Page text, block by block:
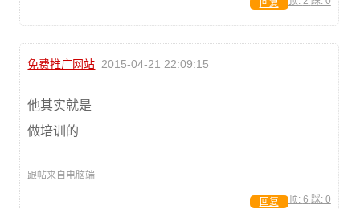
回复
免费推广网站 2015-04-21 22:09:15
他其实就是
做培训的
跟帖来自电脑端
顶: 6 踩: 0
回复